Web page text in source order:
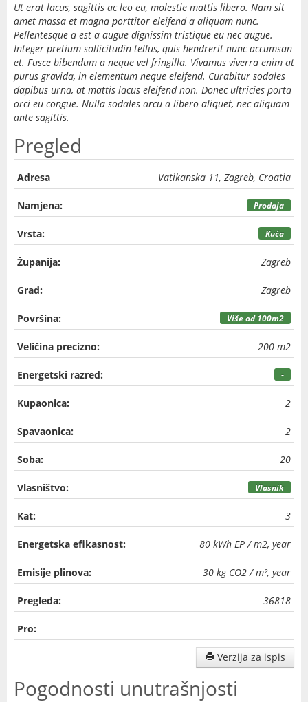
Ut erat lacus, sagittis ac leo eu, molestie mattis libero. Nam sit
amet massa et magna porttitor eleifend a aliquam nunc.
Pellentesque a est a augue dignissim tristique eu nec augue.
Integer pretium sollicitudin tellus, quis hendrerit nunc accumsan
et. Fusce bibendum a neque vel fringilla. Vivamus viverra enim at
purus gravida, in elementum neque eleifend. Curabitur sodales
dapibus urna, at mattis lacus eleifend non. Donec ultricies porta
orci eu congue. Nulla sodales arcu a libero aliquet, nec aliquam
ante sagittis.
Pregled
Adresa Vatikanska 11, Zagreb, Croatia
Namjena: Prodaja
Vrsta: Kuća
Županija: Zagreb
Grad: Zagreb
Površina: Više od 100m2
Veličina precizno: 200 m2
Energetski razred: -
Kupaonica: 2
Spavaonica: 2
Soba: 20
Vlasništvo: Vlasnik
Kat: 3
Energetska efikasnost: 80 kWh EP / m2, year
Emisije plinova: 30 kg CO2 / m², year
Pregleda: 36818
Pro:
Verzija za ispis
Pogodnosti unutrašnjosti